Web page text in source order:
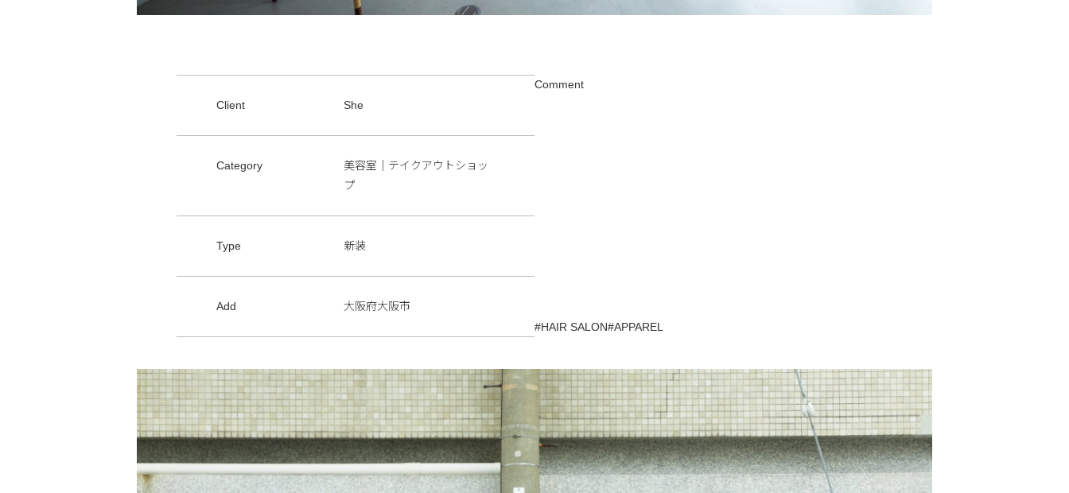
Client She
Category
美容室｜テイクアウトショッ
プ
Type 新装
Add 大阪府大阪市
Comment
#HAIR SALON#APPAREL